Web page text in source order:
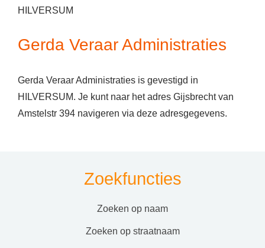
HILVERSUM
Gerda Veraar Administraties
Gerda Veraar Administraties is gevestigd in
HILVERSUM. Je kunt naar het adres Gijsbrecht van
Amstelstr 394 navigeren via deze adresgegevens.
Zoekfuncties
zoeken op naam
zoeken op straatnaam